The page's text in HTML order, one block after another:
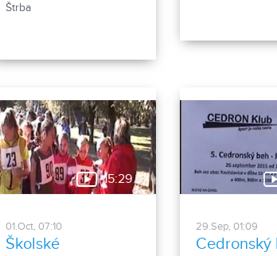
Štrba
15:29
01.Oct, 07:10
Školské
29.Sep, 01:09
Cedronský